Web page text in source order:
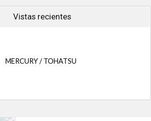
Vistas recientes
MERCURY / TOHATSU